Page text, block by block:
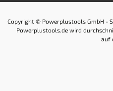
Copyright © Powerplustools GmbH -
Powerplustools.de wird
auf